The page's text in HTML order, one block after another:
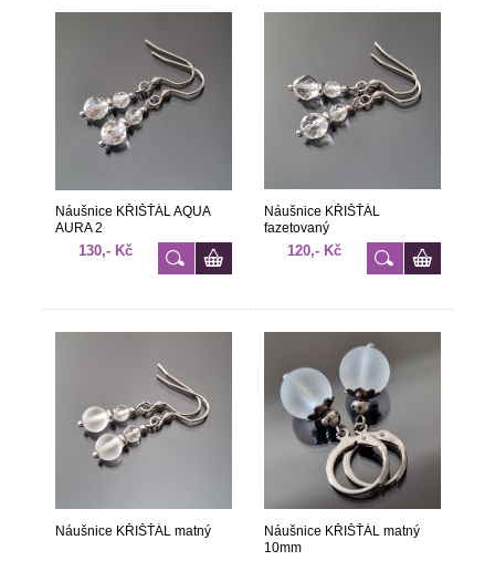
Náušnice KŘIŠŤÁL AQUA
AURA 2
130,- Kč
Náušnice KŘIŠŤÁL
fazetovaný
120,- Kč
Náušnice KŘIŠŤÁL matný
Náušnice KŘIŠŤÁL matný
10mm